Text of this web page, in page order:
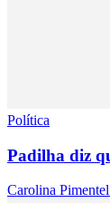
Política
Padilha diz
Carolina